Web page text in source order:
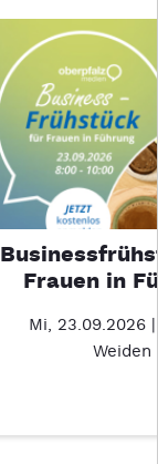
Frauen in
Mi, 23.09.2026
Weiden